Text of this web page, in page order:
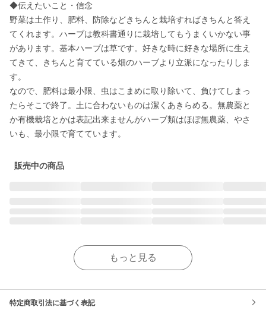
◆伝えたいこと・信念
野菜は土作り、肥料、防除などきちんと栽培すればきちんと答え
てくれます。ハーブは教科書通りに栽培してもうまくいかない事
があります。基本ハーブは草です。好きな時に好きな場所に生え
てきて、きちんと育てている畑のハーブより立派になったりしま
す。
なので、肥料は最小限、虫はこまめに取り除いて、負けてしまっ
たらそこで終了。土に合わないものは潔くあきらめる。無農薬と
か有機栽培とかは表記出来ませんがハーブ類はほぼ無農薬、やさ
いも、最小限で育てています。
販売中の商品
もっと見る
特定商取引法に基づく表記